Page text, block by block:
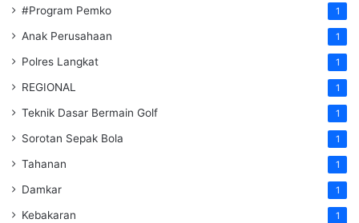
#Program Pemko 1
Anak Perusahaan 1
Polres Langkat 1
REGIONAL 1
Teknik Dasar Bermain Golf 1
Sorotan Sepak Bola 1
Tahanan 1
Damkar 1
Kebakaran 1